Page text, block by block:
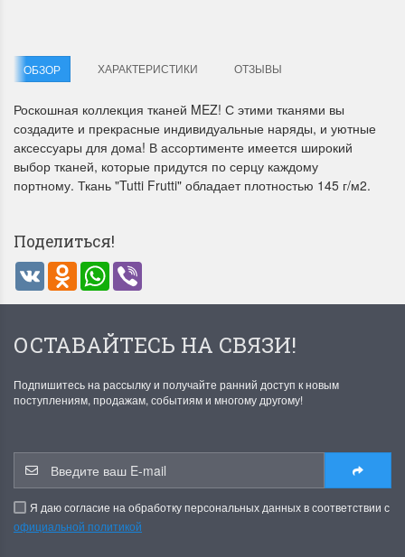
Летние Скидки
!! СКИДКА 20% ‼️ с 1 до 3 июня в
честь первого летнего дня
ПОДРОБНЕЕ
1 июня 2024 11:29
Раритеты Дим.
На сайте пополнение
Dimensions
ПОДРОБНЕЕ
22 мая 2024 13:01
ОБЗОР ХАРАКТЕРИСТИКИ ОТЗЫВЫ
Роскошная коллекция тканей MEZ! С этими тканями вы
создадите и прекрасные индивидуальные наряды, и уютные
аксессуары для дома! В ассортименте имеется широкий
выбор тканей, которые придутся по серцу каждому
портному. Ткань "Tutti Frutti" обладает плотностью 145 г/м2.
Поделиться!
VK Odnoklassniki
WhatsApp
ОСТАВАЙТЕСЬ НА СВЯЗИ!
Подпишитесь на рассылку и получайте ранний доступ к новым
поступлениям, продажам, событиям и многому другому!
Я даю согласие на обработку персональных данных в соответствии с
официальной политикой